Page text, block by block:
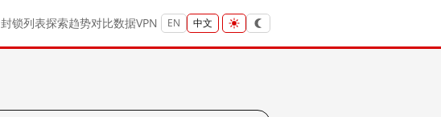
封锁列表探索趋势对比数据VPN EN 中文